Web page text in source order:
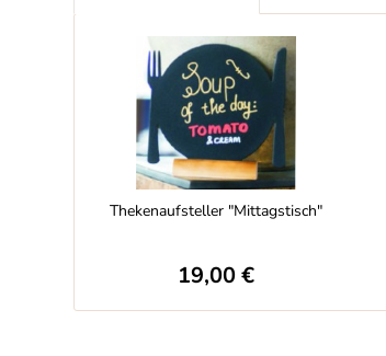
Thekenaufsteller "Mittagstisch"
19,00 €